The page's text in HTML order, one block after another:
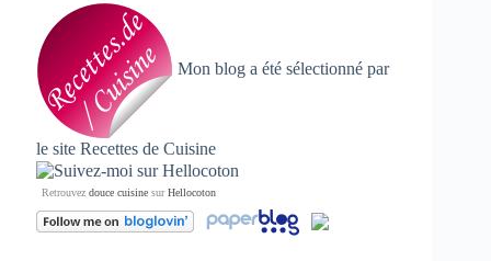
Mon blog a été sélectionné par
le site Recettes de Cuisine
Retrouvez douce cuisine surHellocoton